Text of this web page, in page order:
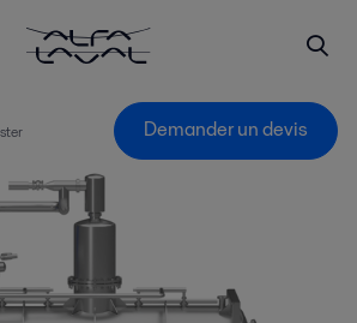
Demander un devis